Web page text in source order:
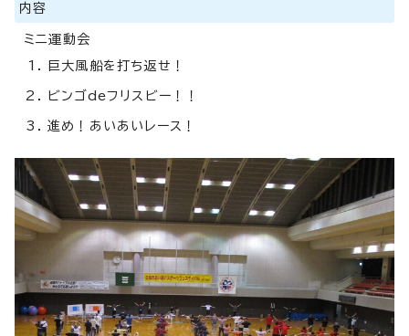
内容
ミニ運動会
巨大風船を打ち返せ！
ビンゴdeフリスビー！！
進め！あいあいレース！